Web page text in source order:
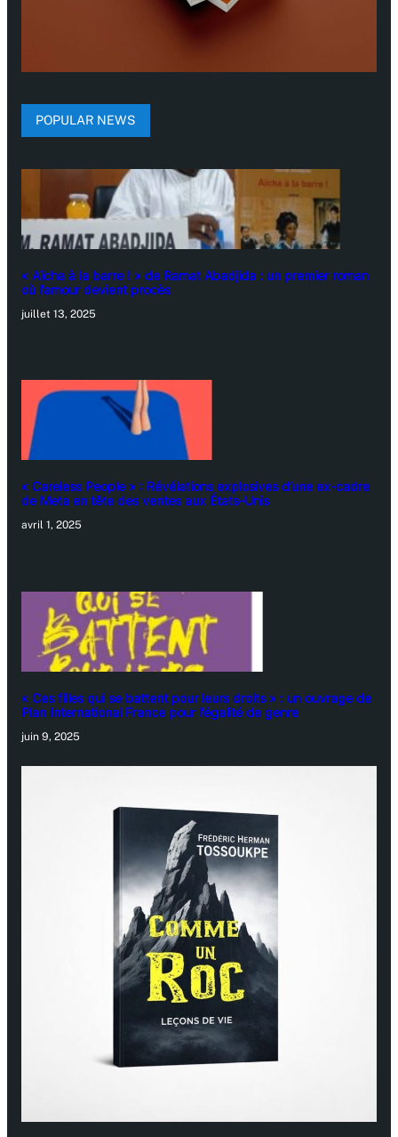
POPULAR NEWS
« Aïcha à la barre ! » de Ramat Abadjida : un premier roman
où l’amour devient procès
juillet 13, 2025
« Careless People » : Révélations explosives d’une ex-cadre
de Meta en tête des ventes aux États-Unis
avril 1, 2025
« Ces filles qui se battent pour leurs droits » : un ouvrage de
Plan International France pour l’égalité de genre
juin 9, 2025